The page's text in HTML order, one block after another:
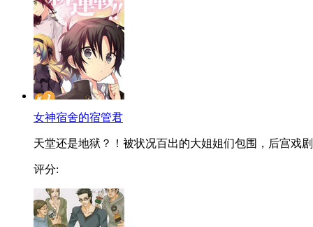
女神宿舍的宿管君
天堂还是地狱？！被状况百出的大姐姐们包围，后宫戏
评分: